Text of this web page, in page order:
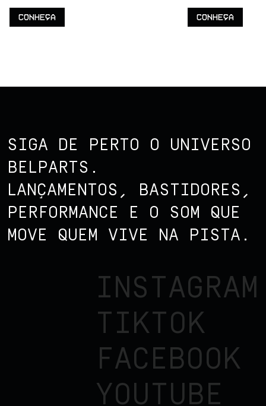
terreno.
CONHEÇA
terreno.
CONHEÇA
SIGA DE PERTO O UNIVERSO
BELPARTS.
LANÇAMENTOS, BASTIDORES,
PERFORMANCE E O SOM QUE
MOVE QUEM VIVE NA PISTA.
INSTAGRAM
TIKTOK
FACEBOOK
YOUTUBE